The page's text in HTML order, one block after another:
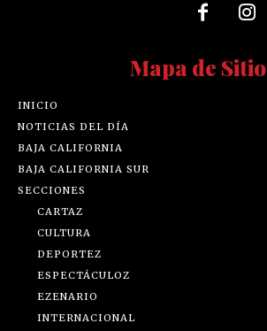
Mapa de Sitio
INICIO
NOTICIAS DEL DÍA
BAJA CALIFORNIA
BAJA CALIFORNIA SUR
SECCIONES
CARTAZ
CULTURA
DEPORTEZ
ESPECTÁCULOZ
EZENARIO
INTERNACIONAL